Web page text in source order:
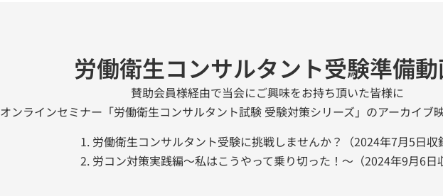
労働衛生コンサルタント受験準備
賛助会員様経由で当会にご興味をお持ち頂いた皆様に
オンラインセミナー「労働衛生コンサルタント試験 受験対策シリーズ」のアーカイブ
労働衛生コンサルタント受験に挑戦しませんか？（2024年7月5日収
労コン対策実践編～私はこうやって乗り切った！～（2024年9月6日